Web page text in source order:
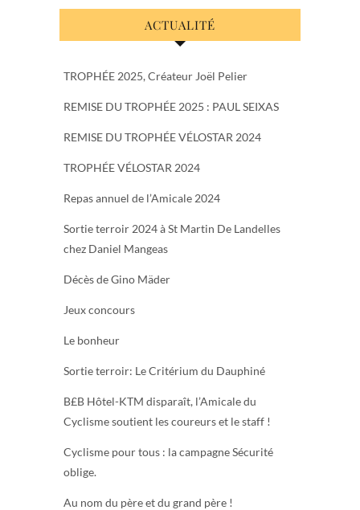
ACTUALITÉ
TROPHÉE 2025, Créateur Joël Pelier
REMISE DU TROPHÉE 2025 : PAUL SEIXAS
REMISE DU TROPHÉE VÉLOSTAR 2024
TROPHÉE VÉLOSTAR 2024
Repas annuel de l’Amicale 2024
Sortie terroir 2024 à St Martin De Landelles
chez Daniel Mangeas
Décès de Gino Mäder
Jeux concours
Le bonheur
Sortie terroir: Le Critérium du Dauphiné
B£B Hôtel-KTM disparaît, l’Amicale du
Cyclisme soutient les coureurs et le staff !
Cyclisme pour tous : la campagne Sécurité
oblige.
Au nom du père et du grand père !